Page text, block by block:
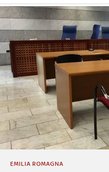
EMILIA ROMAGNA